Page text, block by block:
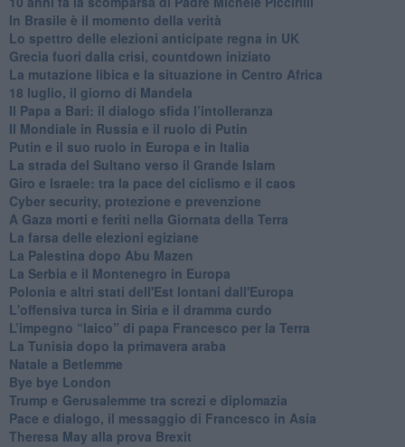
In Brasile è il momento della verità
Lo spettro delle elezioni anticipate regna in UK
Grecia fuori dalla crisi, countdown iniziato
La mutazione libica e la situazione in Centro Africa
18 luglio, il giorno di Mandela
Il Papa a Bari: il dialogo sfida l’intolleranza
Il Mondiale in Russia e il ruolo di Putin
Putin e il suo ruolo in Europa e in Italia
La strada del Sultano verso il Grande Islam
Giro e Israele: tra la pace del ciclismo e il caos
Cyber security, protezione e prevenzione
A Gaza morti e feriti nella Giornata della Terra
La farsa delle elezioni egiziane
La Palestina dopo Abu Mazen
La Serbia e il Montenegro in Europa
Polonia e altri stati dell'Est lontani dall'Europa
L'offensiva turca in Siria e il dramma curdo
L’impegno “laico” di papa Francesco per la Terra
La Tunisia dopo la primavera araba
Natale a Betlemme
Bye bye London
Trump e Gerusalemme tra screzi e diplomazia
Pace e dialogo, il messaggio di Francesco in Asia
Theresa May alla prova Brexit